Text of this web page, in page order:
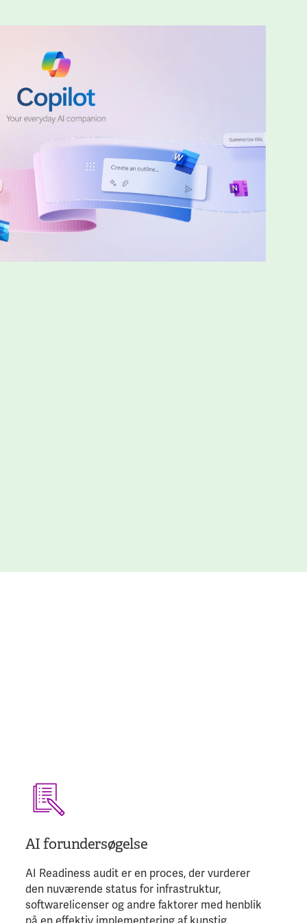
AI forundersøgelse
AI Readiness audit er en proces, der vurderer
den nuværende status for infrastruktur,
softwarelicenser og andre faktorer med henblik